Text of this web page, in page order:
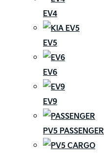
EV4
EV5
EV6
EV9
PV5 PASSENGER